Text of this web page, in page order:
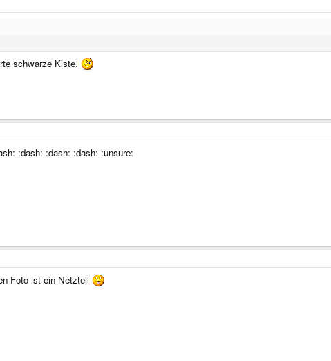
schwarze Kiste.
:dash: :dash: :dash: :unsure:
Foto ist ein Netzteil